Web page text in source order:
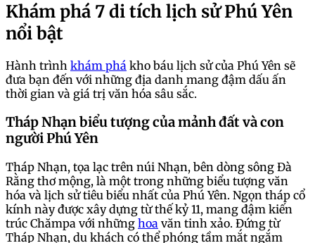
Khám phá 7 di tích lịch sử Phú Yên
nổi bật
Hành trình khám phá kho báu lịch sử của Phú Yên sẽ
đưa bạn đến với những địa danh mang đậm dấu ấn
thời gian và giá trị văn hóa sâu sắc.
Tháp Nhạn biểu tượng của mảnh đất và con
người Phú Yên
Tháp Nhạn, tọa lạc trên núi Nhạn, bên dòng sông Đà
Rằng thơ mộng, là một trong những biểu tượng văn
hóa và lịch sử tiêu biểu nhất của Phú Yên. Ngọn tháp cổ
kính này được xây dựng từ thế kỷ 11, mang đậm kiến
trúc Chămpa với những hoa văn tinh xảo. Đứng từ
Tháp Nhạn, du khách có thể phóng tầm mắt ngắm